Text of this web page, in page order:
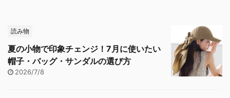
読み物
夏の小物で印象チェンジ！7月に使いたい
帽子・バッグ・サンダルの選び方
2026/7/8